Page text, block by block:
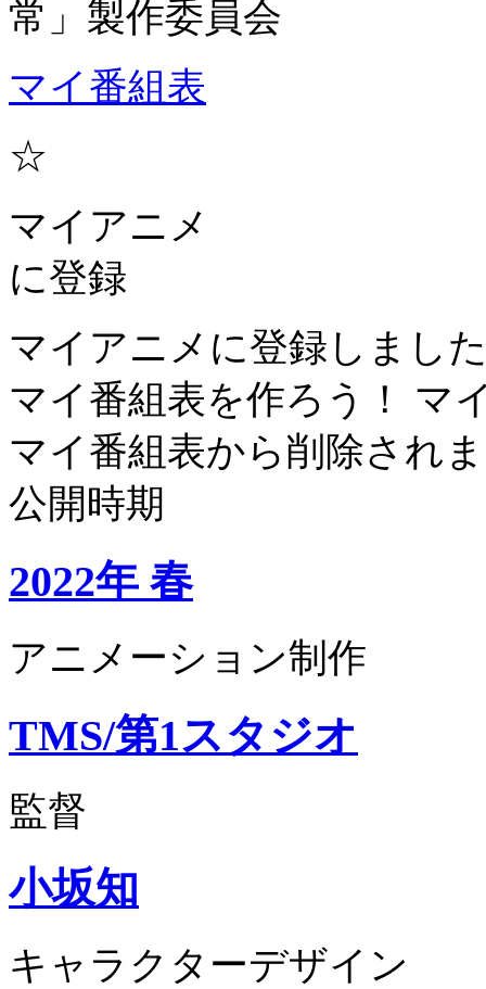
常」製作委員会
マイ番組表
☆
マイアニメ
に登録
マイアニメに登録しまし
マイ番組表を作ろう！
マ
マイ番組表から削除され
公開時期
2022年 春
アニメーション制作
TMS/第1スタジオ
監督
小坂知
キャラクターデザイン